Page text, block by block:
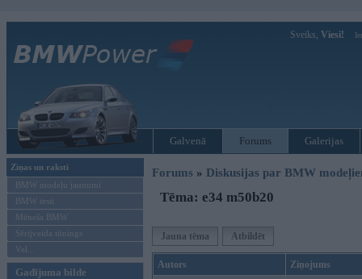
Sveiks, Viesi!
Galvenā Forums Galerijas
Ziņas un raksti
BMW modeļu jaunumi
BMW testi
Mēneša BMW
Sērijveida tūnings
Vel...
Gadījuma bilde
Forums » Diskusijas par BMW
Tēma: e34 m50b20
Jauna tēma Atbildēt
Autors Ziņojums